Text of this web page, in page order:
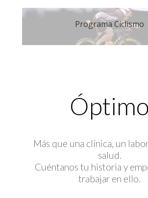
Programa Ciclismo
Óptimo
Más que una clínica, un
salud.
Cuéntanos tu historia y
trabajar en ello.